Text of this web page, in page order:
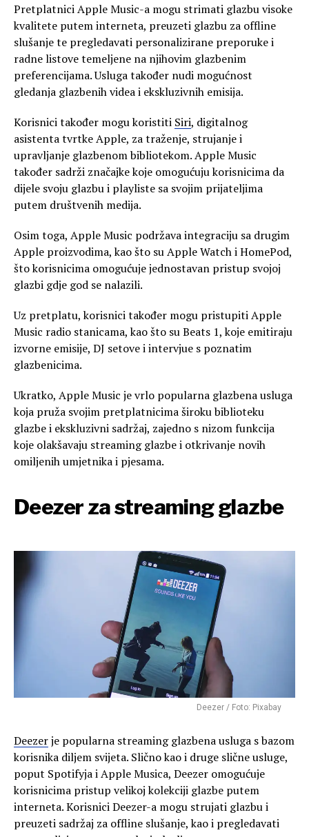
Pretplatnici Apple Music-a mogu strimati glazbu visoke
kvalitete putem interneta, preuzeti glazbu za offline
slušanje te pregledavati personalizirane preporuke i
radne listove temeljene na njihovim glazbenim
preferencijama. Usluga također nudi mogućnost
gledanja glazbenih videa i ekskluzivnih emisija.
Korisnici također mogu koristiti Siri, digitalnog
asistenta tvrtke Apple, za traženje, strujanje i
upravljanje glazbenom bibliotekom. Apple Music
također sadrži značajke koje omogućuju korisnicima da
dijele svoju glazbu i playliste sa svojim prijateljima
putem društvenih medija.
Osim toga, Apple Music podržava integraciju sa drugim
Apple proizvodima, kao što su Apple Watch i HomePod,
što korisnicima omogućuje jednostavan pristup svojoj
glazbi gdje god se nalazili.
Uz pretplatu, korisnici također mogu pristupiti Apple
Music radio stanicama, kao što su Beats 1, koje emitiraju
izvorne emisije, DJ setove i intervjue s poznatim
glazbenicima.
Ukratko, Apple Music je vrlo popularna glazbena usluga
koja pruža svojim pretplatnicima široku biblioteku
glazbe i ekskluzivni sadržaj, zajedno s nizom funkcija
koje olakšavaju streaming glazbe i otkrivanje novih
omiljenih umjetnika i pjesama.
Deezer za streaming glazbe
Deezer / Foto: Pixabay
Deezerje popularna streaming glazbena usluga s bazom
korisnika diljem svijeta. Slično kao i druge slične usluge,
poput Spotifyja i Apple Musica, Deezer omogućuje
korisnicima pristup velikoj kolekciji glazbe putem
interneta. Korisnici Deezer-a mogu strujati glazbu i
preuzeti sadržaj za offline slušanje, kao i pregledavati